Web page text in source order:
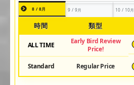
8 / 8月 9 / 9月 10 / 10月
時間 類型
ALL TIME
Early Bird Review
Price!
Standard Regular Price